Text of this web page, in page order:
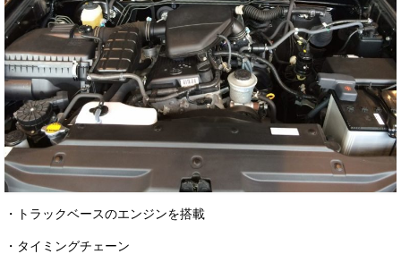
・トラックベースのエンジンを搭載
・タイミングチェーン